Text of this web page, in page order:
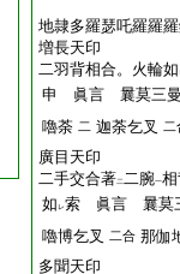
地隷多羅瑟吒羅羅
増長天印
二羽背相合。火輪如
申 眞言 曩莫三曼
嚕荼 二 迦荼乞叉 二
廣目天印
二手交合著二二腕一
如 レ索 眞言 曩莫
嚕博乞叉 二合 那伽
多聞天印